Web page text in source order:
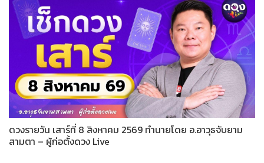
ดวงรายวัน เสาร์ที่ 8 สิงหาคม 2569 ทำนายโดย อ.อาวุธจับยาม
สามตา – ผู้ก่อตั้งดวง Live